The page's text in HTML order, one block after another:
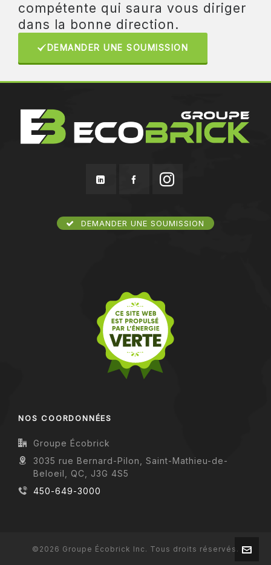
compétente qui saura vous diriger
dans la bonne direction.
DEMANDER UNE SOUMISSION
DEMANDER UNE SOUMISSION
NOS COORDONNÉES
Groupe Écobrick
3035 rue Bernard-Pilon, Saint-Mathieu-de-
Beloeil, QC, J3G 4S5
450-649-3000
©2026 Groupe Écobrick Inc. Tous droits réservés.